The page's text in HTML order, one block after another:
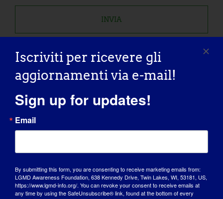
I nostri partner per
l'advocacy
Iscriviti per ricevere gli
aggiornamenti via e-mail!
Sign up for updates!
Email
By submitting this form, you are consenting to receive marketing emails from:
LGMD Awareness Foundation, 638 Kennedy Drive, Twin Lakes, WI, 53181, US,
https://www.lgmd-info.org/. You can revoke your consent to receive emails at
any time by using the SafeUnsubscribe® link, found at the bottom of every